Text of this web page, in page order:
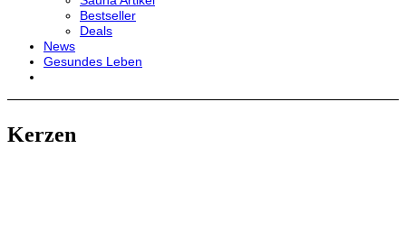
Bestseller
Deals
News
Gesundes Leben
Kerzen